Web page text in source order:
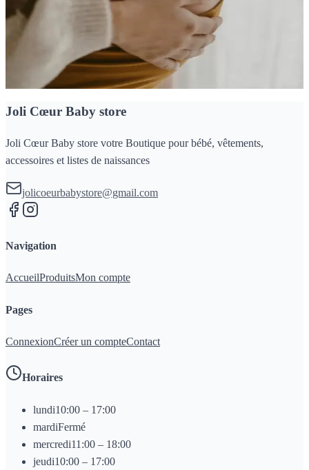
Nos dernières nouveautés
Joli Cœur Baby store
Joli Cœur Baby store votre Boutique pour bébé, vêtements,
accessoires et listes de naissances
jolicoeurbabystore@gmail.com
Navigation
AccueilProduitsMon compte
Pages
ConnexionCréer un compteContact
Horaires
lundi10:00 – 17:00
mardiFermé
mercredi11:00 – 18:00
jeudi10:00 – 17:00